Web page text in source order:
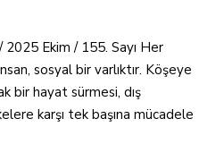
Ekim / 155. Sayı Her
sosyal bir varlıktır. Köşeye
bir hayat sürmesi, dış
karşı tek başına mücadele